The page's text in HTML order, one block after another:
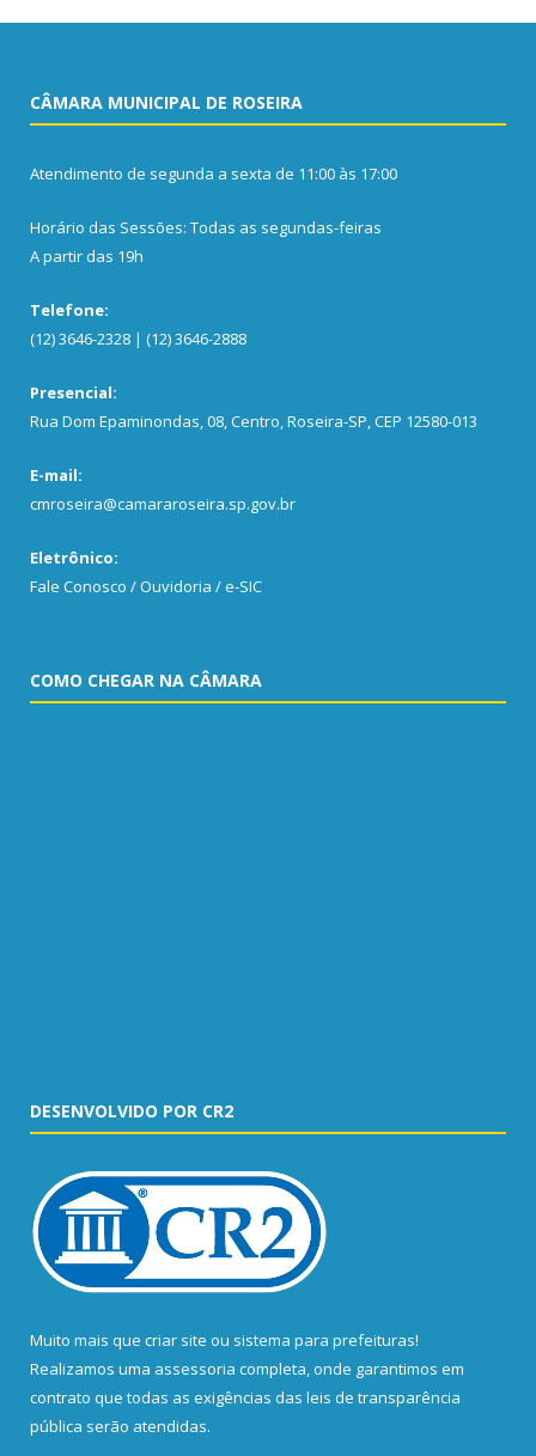
CÂMARA MUNICIPAL DE ROSEIRA
Atendimento de segunda a sexta de 11:00 às 17:00
Horário das Sessões: Todas as segundas-feiras
A partir das 19h
Telefone:
(12) 3646-2328 | (12) 3646-2888
Presencial:
Rua Dom Epaminondas, 08, Centro, Roseira-SP, CEP 12580-013
E-mail:
cmroseira@camararoseira.sp.gov.br
Eletrônico:
Fale Conosco / Ouvidoria / e-SIC
COMO CHEGAR NA CÂMARA
DESENVOLVIDO POR CR2
Muito mais que criar site ou sistema para prefeituras!
Realizamos uma assessoria completa, onde garantimos em
contrato que todas as exigências das leis de transparência
pública serão atendidas.